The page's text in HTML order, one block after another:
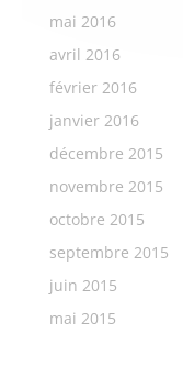
mai 2016
avril 2016
février 2016
janvier 2016
décembre 2015
novembre 2015
octobre 2015
septembre 2015
juin 2015
mai 2015